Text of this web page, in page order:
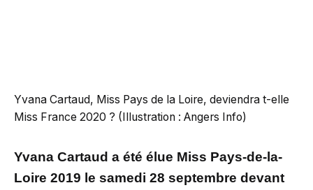
Yvana Cartaud, Miss Pays de la Loire, deviendra t-elle
Miss France 2020 ? (Illustration : Angers Info)
Yvana Cartaud a été élue Miss Pays-de-la-
Loire 2019 le samedi 28 septembre devant